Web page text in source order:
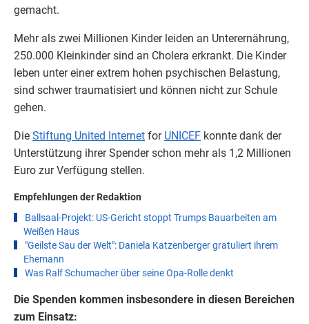
gemacht.
Mehr als zwei Millionen Kinder leiden an Unterernährung,
250.000 Kleinkinder sind an Cholera erkrankt. Die Kinder
leben unter einer extrem hohen psychischen Belastung,
sind schwer traumatisiert und können nicht zur Schule
gehen.
Die Stiftung United Internet for UNICEF konnte dank der
Unterstützung ihrer Spender schon mehr als 1,2 Millionen
Euro zur Verfügung stellen.
Empfehlungen der Redaktion
Ballsaal-Projekt: US-Gericht stoppt Trumps Bauarbeiten am
Weißen Haus
"Geilste Sau der Welt": Daniela Katzenberger gratuliert ihrem
Ehemann
Was Ralf Schumacher über seine Opa-Rolle denkt
Die Spenden kommen insbesondere in diesen Bereichen
zum Einsatz: